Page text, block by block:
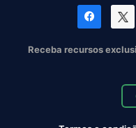
Receba recursos